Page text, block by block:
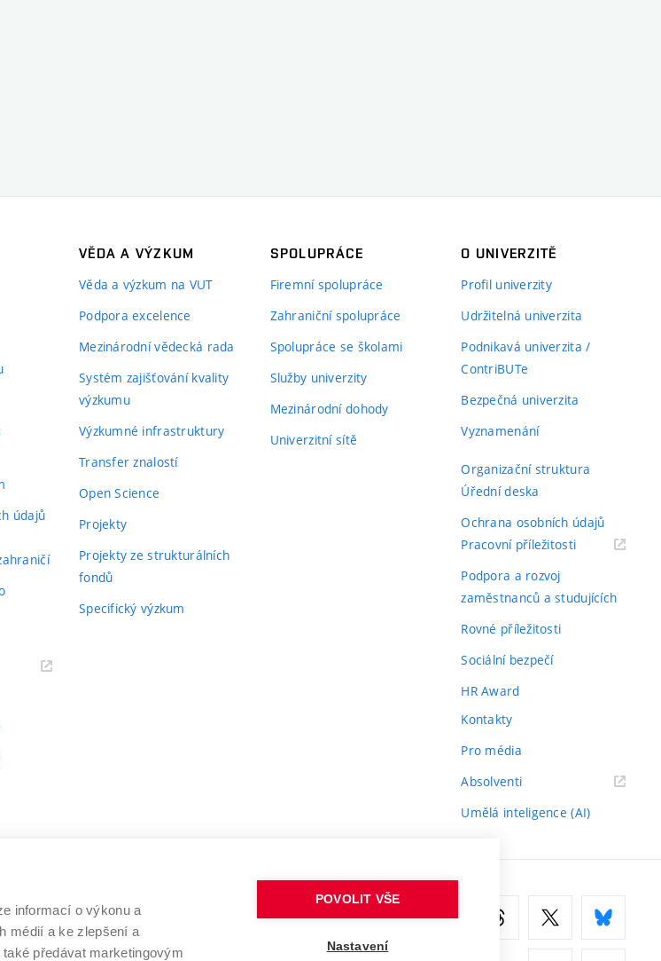
údajů
VĚDA A VÝZKUM
Věda a výzkum na VUT
Podpora excelence
Mezinárodní vědecká rada
Systém zajišťování kvality
výzkumu
Výzkumné infrastruktury
Transfer znalostí
Open Science
Projekty
Projekty ze strukturálních
fondů
Specifický výzkum
SPOLUPRÁCE
Firemní spolupráce
Zahraniční spolupráce
Spolupráce se školami
Služby univerzity
Mezinárodní dohody
Univerzitní sítě
O UNIVERZITĚ
Profil univerzity
Udržitelná univerzita
Podnikavá univerzita /
ContriBUTe
Bezpečná univerzita
Vyznamenání
Organizační struktura
Úřední deska
Ochrana osobních údajů
Pracovní příležitosti(externí
Podpora a rozvoj
zaměstnanců a studujících
Rovné příležitosti
Sociální bezpečí
HR Award
Kontakty
Pro média
Absolventi(externí
Umělá inteligence (AI)
V BRNĚ
www.vut.cz
informací o výkonu a
médií a ke zlepšení a
předávat marketingovým
POVOLIT VŠE
Nastavení